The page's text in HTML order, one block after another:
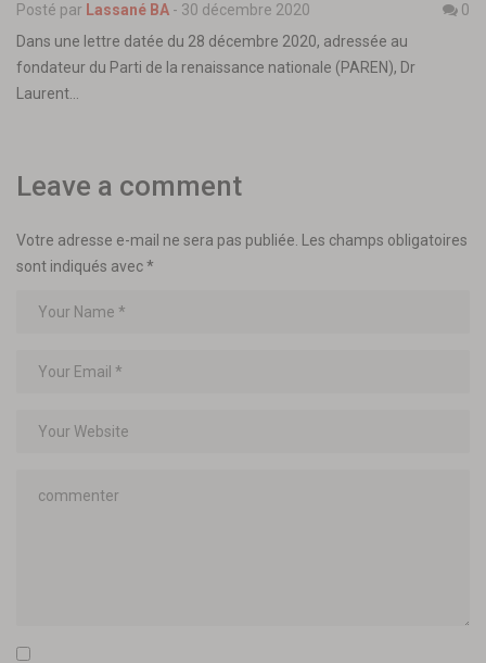
Posté par Lassané BA - 30 décembre 2020
0
Dans une lettre datée du 28 décembre 2020, adressée au
fondateur du Parti de la renaissance nationale (PAREN), Dr
Laurent…
Leave a comment
Votre adresse e-mail ne sera pas publiée. Les champs obligatoires
sont indiqués avec*